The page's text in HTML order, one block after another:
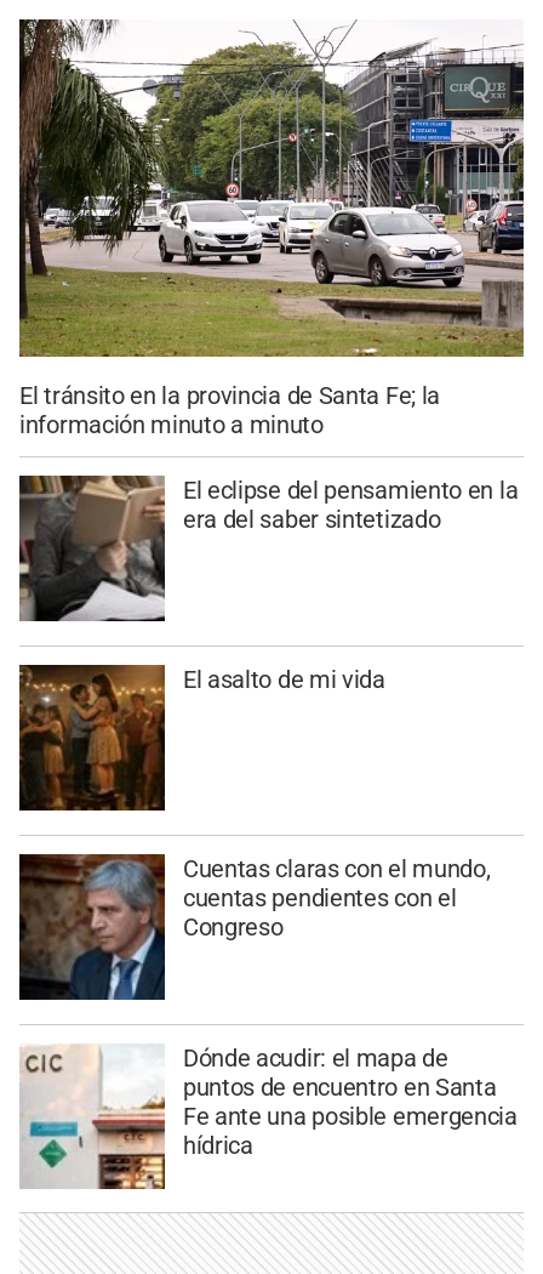
El tránsito en la provincia de Santa Fe; la
información minuto a minuto
El eclipse del pensamiento en la
era del saber sintetizado
El asalto de mi vida
Cuentas claras con el mundo,
cuentas pendientes con el
Congreso
Dónde acudir: el mapa de
puntos de encuentro en Santa
Fe ante una posible emergencia
hídrica